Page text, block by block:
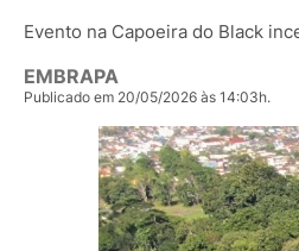
Evento na Capoeira do Black
EMBRAPA
Publicado em 20/05/2026 às 14:03h.